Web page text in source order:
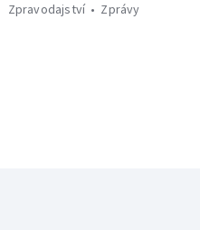
Zpravodajství
Zprávy